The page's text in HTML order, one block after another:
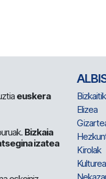
euskera
Bizkaia
izatea
Elizea
Kirolak
Kulturea